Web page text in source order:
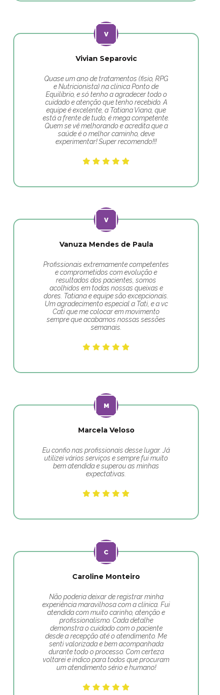
Vivian Separovic
Quase um ano de tratamentos (fisio, RPG
e Nutricionista) na clínica Ponto de
Equilíbrio, e só tenho a agradecer todo o
cuidado e atenção que tenho recebido. A
equipe é excelente, a Tatiana Viana, que
está a frente de tudo, é mega competente.
Quem se vê melhorando e acredita que a
saúde é o melhor caminho, deve
experimentar! Super recomendo!!!
Vanuza Mendes de Paula
Profissionais extremamente competentes
e comprometidos com evolução e
resultados dos pacientes, somos
acolhidos em todas nossas queixas e
dores. Tatiana e equipe são excepcionais.
Um agradecimento especial a Tati, e a vc
Cati que me colocar em movimento
sempre que acabamos nossas sessões
semanais.
Marcela Veloso
Eu confio nas profissionais desse lugar. Já
utilizei vários serviços e sempre fui muito
bem atendida e superou as minhas
expectativas.
Caroline Monteiro
Não poderia deixar de registrar minha
experiência maravilhosa com a clínica. Fui
atendida com muito carinho, atenção e
profissionalismo. Cada detalhe
demonstra o cuidado com o paciente
desde a recepção até o atendimento. Me
senti valorizada e bem acompanhada
durante todo o processo. Com certeza
voltarei e indico para todos que procuram
um atendimento sério e humano!